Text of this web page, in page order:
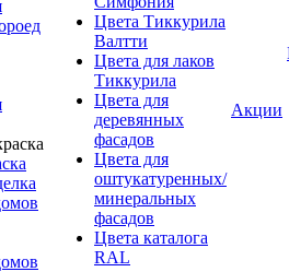
Цвета Тиккурила
Валтти
Цвета для лаков
Тиккурила
Цвета для
деревянных
фасадов
Цвета для
оштукатуренных/
минеральных
фасадов
Цвета каталога
RAL
Акции